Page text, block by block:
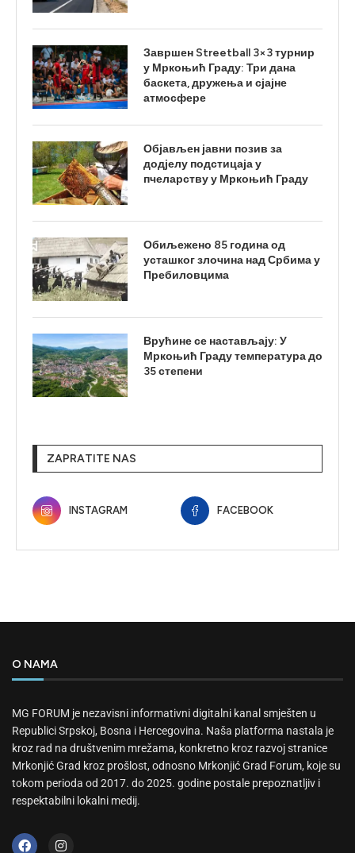
Завршен Streetball 3×3 турнир
у Мркоњић Граду: Три дана
баскета, дружења и сјајне
атмосфере
Објављен јавни позив за
додјелу подстицаја у
пчеларству у Мркоњић Граду
Обиљежено 85 година од
усташког злочина над Србима у
Пребиловцима
Врућине се настављају: У
Мркоњић Граду температура до
35 степени
ZAPRATITE NAS
INSTAGRAM FACEBOOK
O NAMA
MG FORUM je nezavisni informativni digitalni kanal smješten u
Republici Srpskoj, Bosna i Hercegovina. Naša platforma nastala je
kroz rad na društvenim mrežama, konkretno kroz razvoj stranice
Mrkonjić Grad kroz prošlost, odnosno Mrkonjić Grad Forum, koje su
tokom perioda od 2017. do 2025. godine postale prepoznatljiv i
respektabilni lokalni medij.